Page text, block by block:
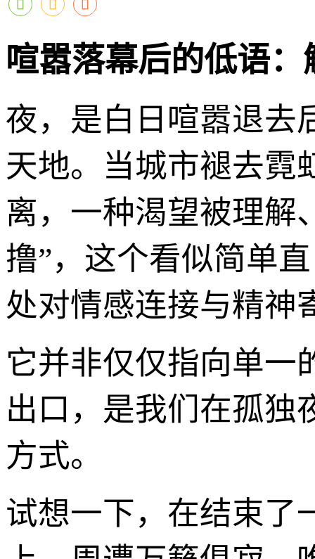
喧嚣落幕后的低语
夜，是白日喧嚣退去
天地。当城市褪去霓
离，一种渴望被理解
撸”，这个看似简单
处对情感连接与精神
它并非仅仅指向单一
出口，是我们在孤独
方式。
试想一下，在结束了